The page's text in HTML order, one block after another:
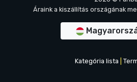
Áraink a kiszállítás országának
Kategória lista